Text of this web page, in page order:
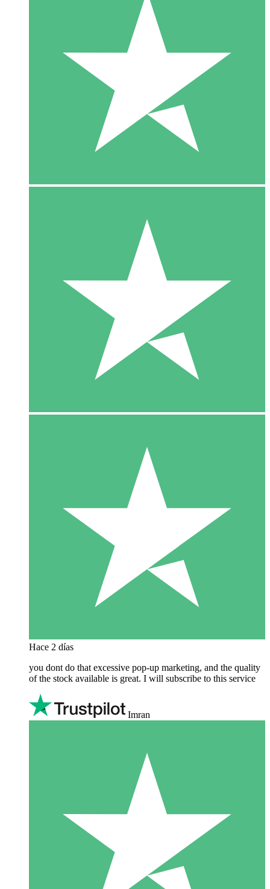
Hace 2 días
you dont do that excessive pop-up marketing, and the quality
of the stock available is great. I will subscribe to this service
Imran